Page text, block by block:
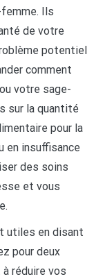
Ils
de votre
potentiel
comment
votre sage-
sur la quantité
pour la
en insuffisance
des soins
et vous
utiles en disant
pour deux
réduire vos